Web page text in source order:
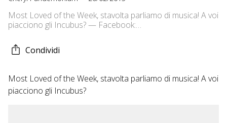
Most Loved of the Week, stavolta parliamo di musica! A voi
piacciono gli Incubus? — Facebook:
https://twitter.com/CherylLoveMetal Instagram:
cherylpandemonium Blog:
Condividi
Most Loved of the Week, stavolta parliamo di musica! A voi
piacciono gli Incubus?